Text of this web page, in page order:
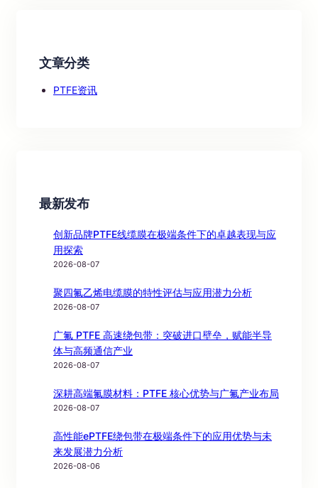
文章分类
PTFE资讯
最新发布
创新品牌PTFE线缆膜在极端条件下的卓越表现与应
用探索
2026-08-07
聚四氟乙烯电缆膜的特性评估与应用潜力分析
2026-08-07
广氟 PTFE 高速绕包带：突破进口壁垒，赋能半导
体与高频通信产业
2026-08-07
深耕高端氟膜材料：PTFE 核心优势与广氟产业布局
2026-08-07
高性能ePTFE绕包带在极端条件下的应用优势与未
来发展潜力分析
2026-08-06